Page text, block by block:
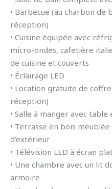
• Barbecue (au charbon de
réception)
• Cuisine équipée avec
micro-ondes, cafetière
de cuisine et couverts
• Éclairage LED
• Location gratuite de
réception)
• Salle à manger avec table
• Terrasse en bois
d'extérieur
• Télévision LED à écran
• Une chambre avec un lit
armoire